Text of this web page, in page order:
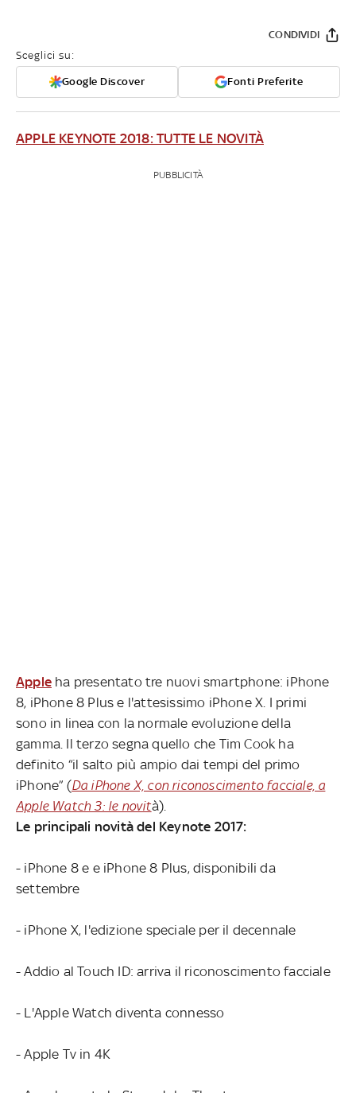
Sceglici su:
Google Discover Fonti Preferite
CONDIVIDI
APPLE KEYNOTE 2018: TUTTE LE NOVITÀ
PUBBLICITÀ
Apple ha presentato tre nuovi smartphone: iPhone
8, iPhone 8 Plus e l'attesissimo iPhone X. I primi
sono in linea con la normale evoluzione della
gamma. Il terzo segna quello che Tim Cook ha
definito “il salto più ampio dai tempi del primo
iPhone” (Da iPhone X, con riconoscimento facciale, a
Apple Watch 3: le novità).
Le principali novità del Keynote 2017:
- iPhone 8 e e iPhone 8 Plus, disponibili da
settembre
- iPhone X, l'edizione speciale per il decennale
- Addio al Touch ID: arriva il riconoscimento facciale
- L'Apple Watch diventa connesso
- Apple Tv in 4K